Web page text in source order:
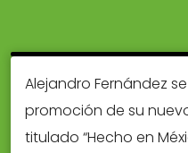
Alejandro Fernández
promoción de su
titulado “Hecho en